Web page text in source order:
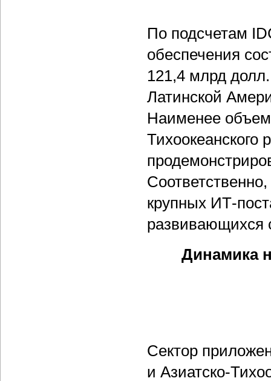
По подсчетам
обеспечения
121,4 млрд
Латинской
Наименее
крупных ИТ-
развивающихся
Динамика
Сектор
и Азиатско-